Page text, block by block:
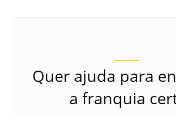
Quer ajuda para
a franquia